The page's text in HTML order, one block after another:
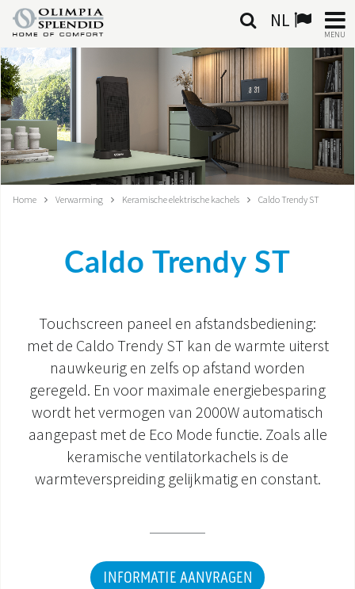
NL
MENU
NEDERLANDSE
HOME
KLIMAATREGELING
VERWARMING
GEÏNTEGREERDE SYSTEMEN
WERELD OS
DOCUMENTATIE PRODUCTEN
Home Verwarming Keramische elektrische kachels Caldo Trendy ST
Caldo Trendy ST
Touchscreen paneel en afstandsbediening:
met de Caldo Trendy ST kan de warmte uiterst
nauwkeurig en zelfs op afstand worden
geregeld. En voor maximale energiebesparing
wordt het vermogen van 2000W automatisch
aangepast met de Eco Mode functie. Zoals alle
keramische ventilatorkachels is de
warmteverspreiding gelijkmatig en constant.
INFORMATIE AANVRAGEN